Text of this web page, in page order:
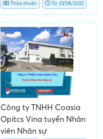
Thỏa thuận Từ 23/06/2022
Công ty TNHH Coasia
Opitcs Vina tuyển Nhân
viên Nhân sự